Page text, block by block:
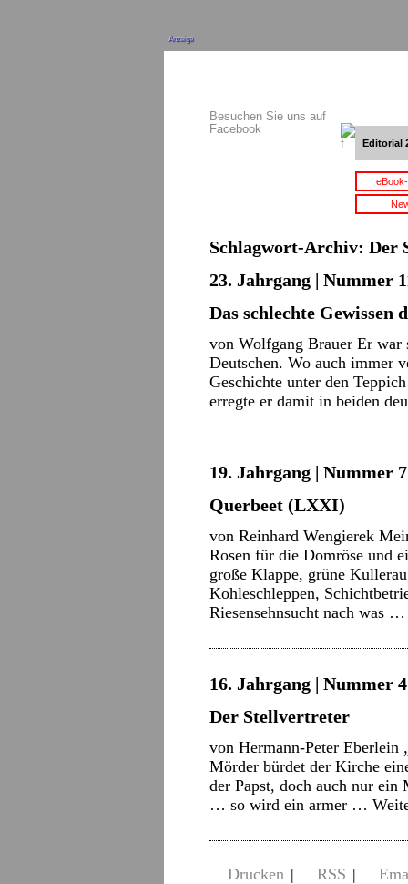
Anzeige
Besuchen Sie uns auf
Facebook
Editorial
Schlagwort-Archiv: Der
23. Jahrgang | Nummer
Das schlechte Gewissen
von Wolfgang Brauer Er war
Deutschen. Wo auch immer
Geschichte unter den
erregte er damit in beiden
19. Jahrgang | Nummer
Querbeet (LXXI)
von Reinhard Wengierek
Rosen für die Domröse
große Klappe, grüne
Kohleschleppen,
Riesensehnsucht nach was
16. Jahrgang | Nummer
Der Stellvertreter
von Hermann-Peter Eberlein
Mörder bürdet der Kirche
der Papst, doch auch nur ein
… so wird ein armer …
Drucken | RSS |